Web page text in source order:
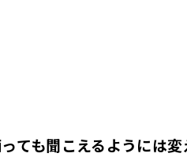
ても聞こえるようには変